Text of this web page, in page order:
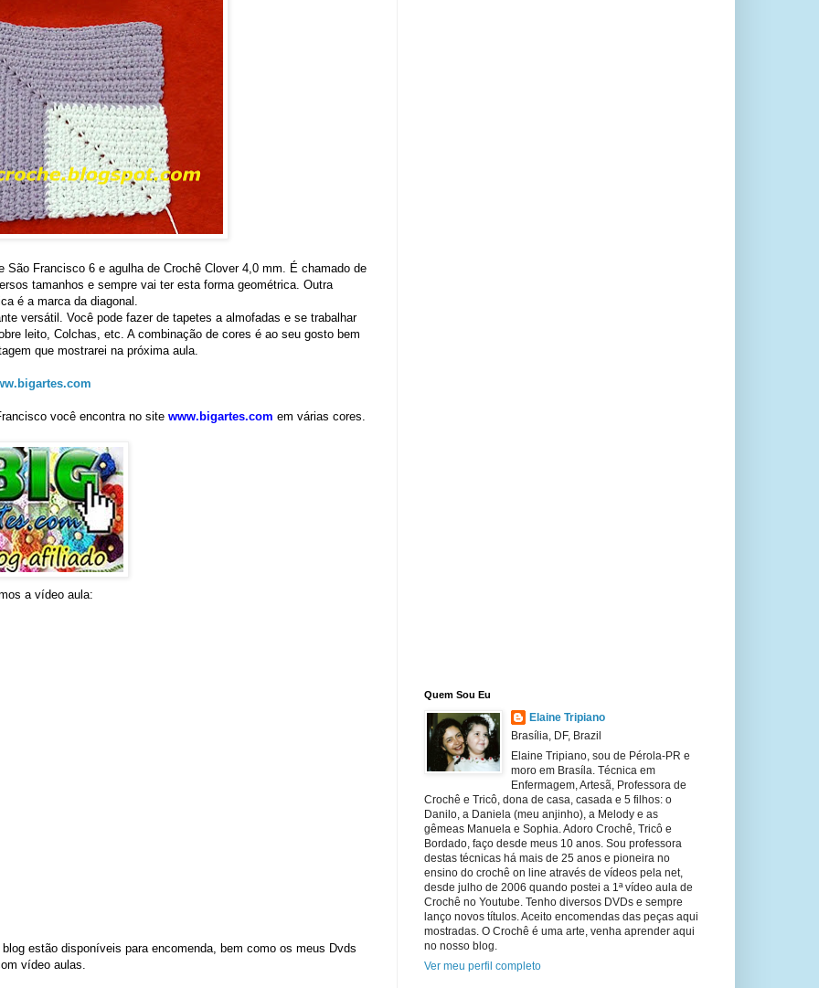
Francisco 6 e agulha de Crochê Clover 4,0 mm. É chamado de
tamanhos e sempre vai ter esta forma geométrica. Outra
é a marca da diagonal.
versátil. Você pode fazer de tapetes a almofadas e se trabalhar
leito, Colchas, etc. A combinação de cores é ao seu gosto bem
que mostrarei na próxima aula.
você encontra no site www.bigartes.com em várias cores.
a vídeo aula:
estão disponíveis para encomenda, bem como os meus Dvds
vídeo aulas.
Quem Sou Eu
Elaine Tripiano
Brasília, DF, Brazil
Elaine Tripiano, sou de Pérola-PR e
moro em Brasíla. Técnica em
Enfermagem, Artesã, Professora de
Crochê e Tricô, dona de casa, casada e 5 filhos: o
Danilo, a Daniela (meu anjinho), a Melody e as
gêmeas Manuela e Sophia. Adoro Crochê, Tricô e
Bordado, faço desde meus 10 anos. Sou professora
destas técnicas há mais de 25 anos e pioneira no
ensino do crochê on line através de vídeos pela net,
desde julho de 2006 quando postei a 1ª vídeo aula de
Crochê no Youtube. Tenho diversos DVDs e sempre
lanço novos títulos. Aceito encomendas das peças aqui
mostradas. O Crochê é uma arte, venha aprender aqui
no nosso blog.
Ver meu perfil completo